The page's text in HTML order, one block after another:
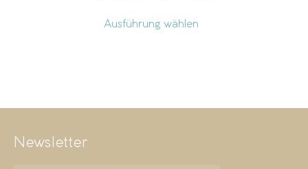
Ausführung wählen
Newsletter